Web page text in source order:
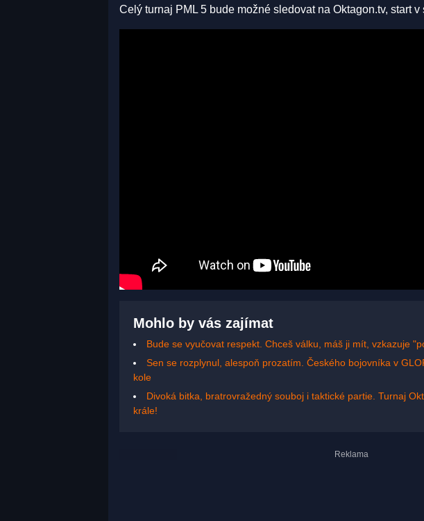
Celý turnaj PML 5 bude možné sledovat na Oktagon.tv, start v
Mohlo by vás zajímat
Bude se vyučovat respekt. Chceš válku, máš ji mít, vzkazuje
Sen se rozplynul, alespoň prozatím. Českého bojovníka v
kole
Divoká bitka, bratrovražedný souboj i taktické partie. Turnaj
krále!